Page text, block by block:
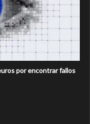
por encontrar fallos